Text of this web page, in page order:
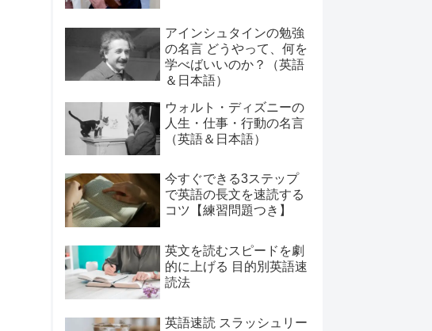
アインシュタインの勉強
の名言 どうやって、何を
学べばいいのか？（英語
＆日本語）
ウォルト・ディズニーの
人生・仕事・行動の名言
（英語＆日本語）
今すぐできる3ステップ
で英語の長文を速読する
コツ【練習問題つき】
英文を読むスピードを劇
的に上げる 目的別英語速
読法
英語速読 スラッシュリー